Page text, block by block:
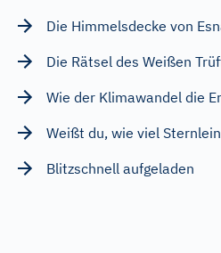
Die Himmelsdecke von
Die Rätsel des Weißen
Wie der Klimawandel die
Weißt du, wie viel
Blitzschnell aufgeladen